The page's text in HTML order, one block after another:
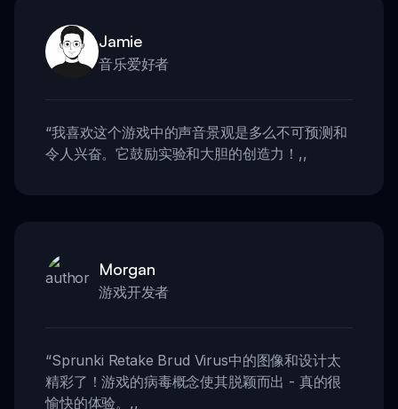
Jamie
音乐爱好者
“我喜欢这个游戏中的声音景观是多么不可预测和
令人兴奋。它鼓励实验和大胆的创造力！ ,,
Morgan
游戏开发者
“Sprunki Retake Brud Virus中的图像和设计太
精彩了！游戏的病毒概念使其脱颖而出 - 真的很
愉快的体验。 ,,